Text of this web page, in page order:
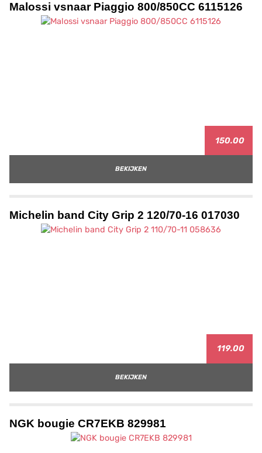
Malossi vsnaar Piaggio 800/850CC 6115126
150.00
BEKIJKEN
Michelin band City Grip 2 120/70-16 017030
119.00
BEKIJKEN
NGK bougie CR7EKB 829981